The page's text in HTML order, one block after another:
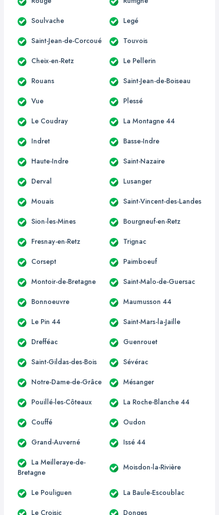
Soulvache Legé
Saint-Jean-de-Corcoué Touvois
Cheix-en-Retz Le Pellerin
Rouans Saint-Jean-de-Boiseau
Vue Plessé
Le Coudray La Montagne 44
Indret Basse-Indre
Haute-Indre Saint-Nazaire
Derval Lusanger
Mouais Saint-Vincent-des-Landes
Sion-les-Mines Bourgneuf-en-Retz
Fresnay-en-Retz Trignac
Corsept Paimboeuf
Montoir-de-Bretagne Saint-Malo-de-Guersac
Bonnoeuvre Maumusson 44
Le Pin 44 Saint-Mars-la-Jaille
Drefféac Guenrouet
Saint-Gildas-des-Bois Sévérac
Notre-Dame-de-Grâce Mésanger
Pouillé-les-Côteaux La Roche-Blanche 44
Couffé Oudon
Grand-Auverné Issé 44
La Meilleraye-de-
Bretagne
Moisdon-la-Rivière
Le Pouliguen La Baule-Escoublac
Le Croisic Donges